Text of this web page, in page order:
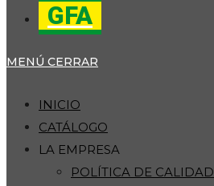
GFA
MENÚ CERRAR
INICIO
CATÁLOGO
LA EMPRESA
POLÍTICA DE CALIDAD